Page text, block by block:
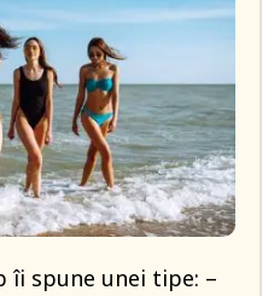
îi spune unei tipe: –